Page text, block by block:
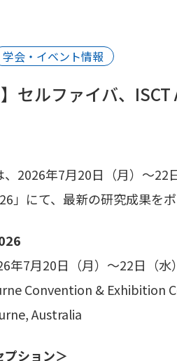
学会・イベント情報
】セルファイバ、
2026年7月20日（月）～22
」にて、最新の研究成果を
年7月20日（月）～22日（水）
Convention & Exhibition
Australia
プション＞